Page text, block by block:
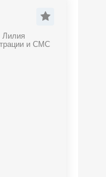
Лилия
и СМС